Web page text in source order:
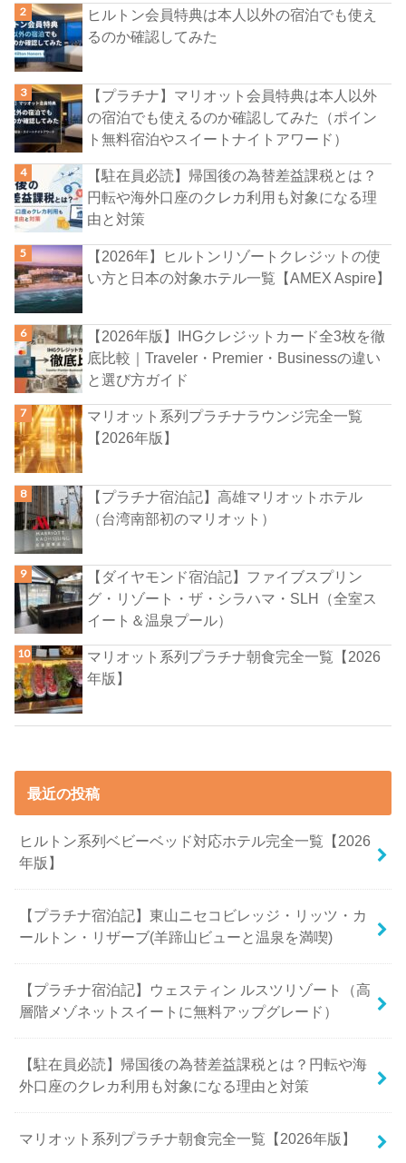
ヒルトン会員特典は本人以外の宿泊でも使え
るのか確認してみた
【プラチナ】マリオット会員特典は本人以外
の宿泊でも使えるのか確認してみた（ポイン
ト無料宿泊やスイートナイトアワード）
【駐在員必読】帰国後の為替差益課税とは？
円転や海外口座のクレカ利用も対象になる理
由と対策
【2026年】ヒルトンリゾートクレジットの使
い方と日本の対象ホテル一覧【AMEX Aspire】
【2026年版】IHGクレジットカード全3枚を徹
底比較｜Traveler・Premier・Businessの違い
と選び方ガイド
マリオット系列プラチナラウンジ完全一覧
【2026年版】
【プラチナ宿泊記】高雄マリオットホテル
（台湾南部初のマリオット）
【ダイヤモンド宿泊記】ファイブスプリン
グ・リゾート・ザ・シラハマ・SLH（全室ス
イート＆温泉プール）
マリオット系列プラチナ朝食完全一覧【2026
年版】
最近の投稿
ヒルトン系列ベビーベッド対応ホテル完全一覧【2026
年版】
【プラチナ宿泊記】東山ニセコビレッジ・リッツ・カ
ールトン・リザーブ(羊蹄山ビューと温泉を満喫)
【プラチナ宿泊記】ウェスティン ルスツリゾート（高
層階メゾネットスイートに無料アップグレード）
【駐在員必読】帰国後の為替差益課税とは？円転や海
外口座のクレカ利用も対象になる理由と対策
マリオット系列プラチナ朝食完全一覧【2026年版】